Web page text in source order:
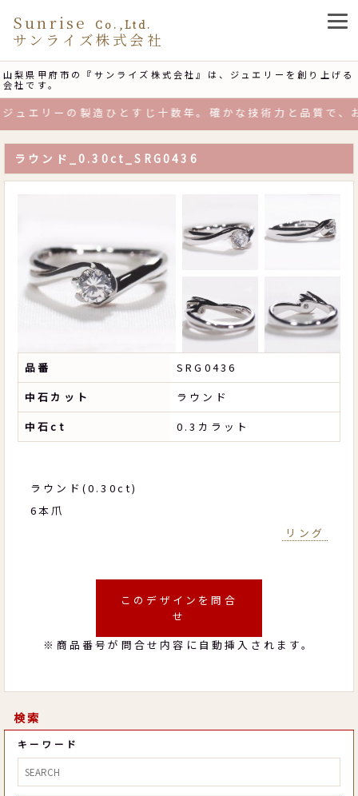
山梨県甲府市の『サンライズ株式会社』は、ジュエリーを創り上げる
会社です。
Sunrise Co.,Ltd.
サンライズ株式会社
エリーの製造ひとすじ十数年。確かな技術力と品質で、
ラウンド_0.30ct_SRG0436
品番
SRG0436
中石カット
ラウンド
中石ct
0.3カラット
ラウンド(0.30ct)
6本爪
リング
このデザインを問合
せ
※商品番号が問合せ内容に自動挿入されます。
検索
キーワード